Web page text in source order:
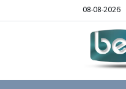
08-08-2026
Hava Durumu